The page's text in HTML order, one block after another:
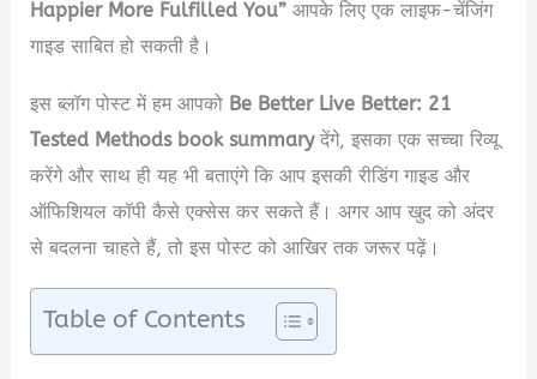
Happier More Fulfilled You” आपके लिए एक लाइफ-चेंजिंग
गाइड साबित हो सकती है।
इस ब्लॉग पोस्ट में हम आपको Be Better Live Better: 21
Tested Methods book summaryदेंगे, इसका एक सच्चा रिव्यू
करेंगे और साथ ही यह भी बताएंगे कि आप इसकी रीडिंग गाइड और
ऑफिशियल कॉपी कैसे एक्सेस कर सकते हैं। अगर आप खुद को अंदर
से बदलना चाहते हैं, तो इस पोस्ट को आखिर तक जरूर पढ़ें।
Table of Contents